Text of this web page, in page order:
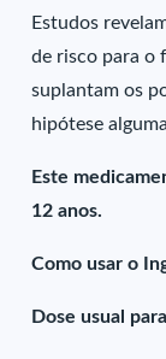
Estudos
de risco para o
suplantam os
hipótese
Este
12 anos.
Como usar o
Dose usual